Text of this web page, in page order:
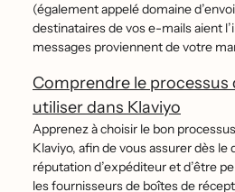
(également appelé domaine
destinataires de vos e-mails aient
messages proviennent de votre
Comprendre le processus
utiliser dans Klaviyo
Apprenez à choisir le bon
Klaviyo, afin de vous assurer dès le
réputation d’expéditeur et d’être
les fournisseurs de boîtes de